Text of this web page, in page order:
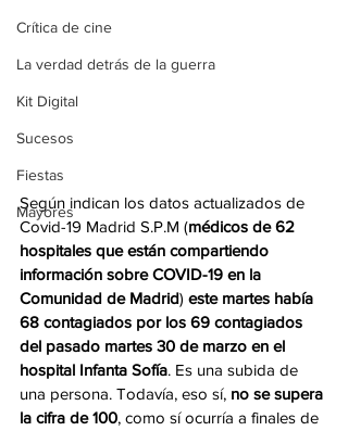
Crítica de cine
La verdad detrás de la guerra
Kit Digital
Sucesos
Fiestas
Mayores
Según indican los datos actualizados de
Covid-19 Madrid S.P.M (médicos de 62
hospitales que están compartiendo
información sobre COVID-19 en la
Comunidad de Madrid) este martes había
68 contagiados por los 69 contagiados
del pasado martes 30 de marzo en el
hospital Infanta Sofía. Es una subida de
una persona. Todavía, eso sí, no se supera
la cifra de 100, como sí ocurría a finales de